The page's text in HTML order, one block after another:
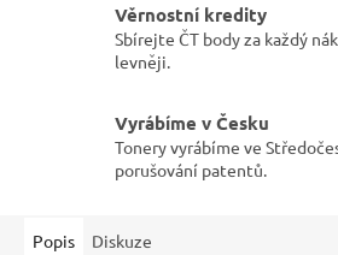
Věrnostní kredity
Sbírejte ČT body za každý
levněji.
Vyrábíme v Česku
Tonery vyrábíme ve
porušování patentů.
Popis Diskuze